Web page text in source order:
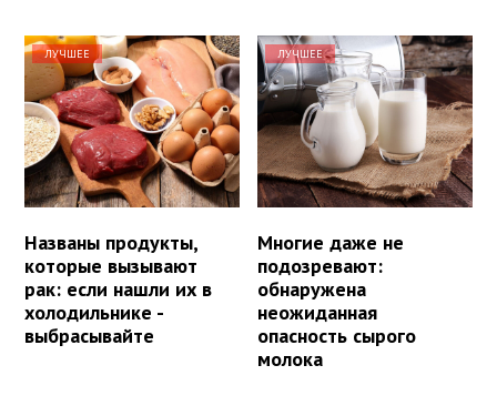
ЛУЧШЕЕ
Названы продукты,
которые вызывают
рак: если нашли их в
холодильнике -
выбрасывайте
ЛУЧШЕЕ
Многие даже не
подозревают:
обнаружена
неожиданная
опасность сырого
молока